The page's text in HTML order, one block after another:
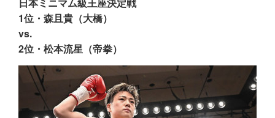
1位・森且貴（大橋）
vs.
2位・松本流星（帝拳）